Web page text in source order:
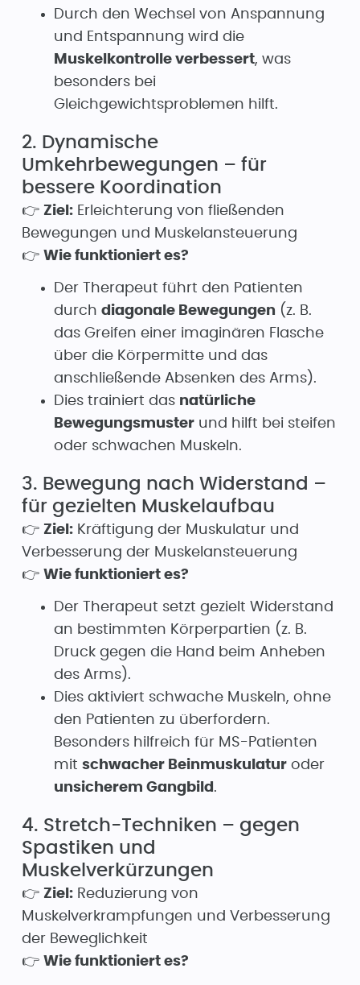
Durch den Wechsel von Anspannung
und Entspannung wird die
Muskelkontrolle verbessert, was
besonders bei
Gleichgewichtsproblemen hilft.
2. Dynamische
Umkehrbewegungen – für
bessere Koordination
👉 Ziel:Erleichterung von fließenden
Bewegungen und Muskelansteuerung
👉 Wie funktioniert es?
Der Therapeut führt den Patienten
durch diagonale Bewegungen (z. B.
das Greifen einer imaginären Flasche
über die Körpermitte und das
anschließende Absenken des Arms).
Dies trainiert das natürliche
Bewegungsmusterund hilft bei steifen
oder schwachen Muskeln.
3. Bewegung nach Widerstand –
für gezielten Muskelaufbau
👉 Ziel:Kräftigung der Muskulatur und
Verbesserung der Muskelansteuerung
👉 Wie funktioniert es?
Der Therapeut setzt gezielt Widerstand
an bestimmten Körperpartien (z. B.
Druck gegen die Hand beim Anheben
des Arms).
Dies aktiviert schwache Muskeln, ohne
den Patienten zu überfordern.
Besonders hilfreich für MS-Patienten
mit schwacher Beinmuskulaturoder
unsicherem Gangbild .
4. Stretch-Techniken – gegen
Spastiken und
Muskelverkürzungen
👉 Ziel:Reduzierung von
Muskelverkrampfungen und Verbesserung
der Beweglichkeit
👉 Wie funktioniert es?